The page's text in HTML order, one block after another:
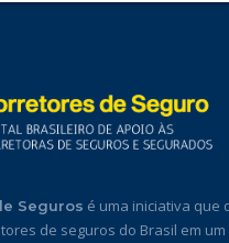
Seguros é uma iniciativa que
de seguros do Brasil em